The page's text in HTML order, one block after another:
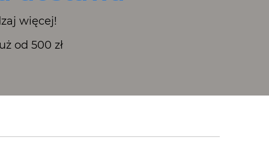
więcej!
od 500 zł